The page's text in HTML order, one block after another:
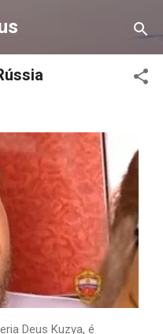
principal
Deus Kuzya, é